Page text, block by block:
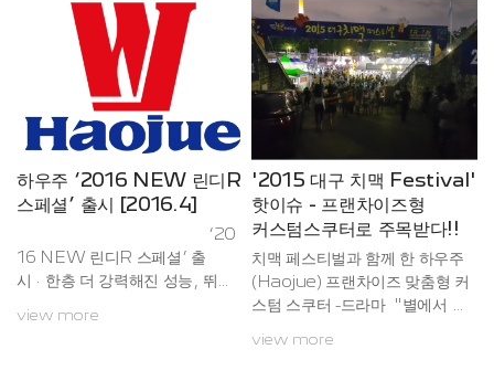
터를 교통수단으로 많이 사용하는
유럽에서는 이미 일반화된 스타
일. 양복을 입고 타도 전혀 어색하
지 않은 데다 비가 와도 탈 수 있다
는 점에서 일반 스쿠터보다 편리
하다.아디바는 차분하면서도 중후
한 디자인에 기존의 스쿠터에서는
기대할 수 없었던 카스테레오,대
용량 트렁크 등 다양한 옵션을 갖
발을 위한 시장조사 및 기술분석
을 위해 지난 4월 18일~26일, 한
국을 방문하였다.하우주홀딩스는
중국 모터사이클 판매량 12년 연
속 1위, 고객 만족도평가 11년 연
속 5성급평가, 브랜드 가치가 33
00억원) 동종 업...
하우주 ‘2016 NEW 린디R
스페셜’ 출시 [2016.4]
‘20
16 NEW 린디R 스페셜’ 출
시 · 한층 더 강력해진 성능, 뛰어
워!· 국내 라이더의 취향과 니즈를
view more
'2015 대구 치맥 Festival'
핫이슈 - 프랜차이즈형
커스텀스쿠터로 주목받다!!
치맥 페스티벌과 함께 한 하우주
(Haojue) 프랜차이즈 맞춤형 커
스텀 스쿠터 -드라마 "별에서 온
한류열풍까지 일으킨 "치맥" 문화
view more